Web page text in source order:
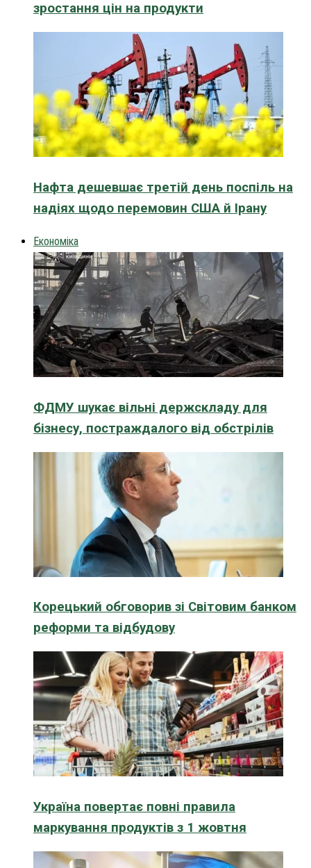
зростання цін на продукти
Нафта дешевшає третій день поспіль на
надіях щодо перемовин США й Ірану
Економіка
ФДМУ шукає вільні держскладу для
бізнесу, постраждалого від обстрілів
Корецький обговорив зі Світовим банком
реформи та відбудову
Україна повертає повні правила
маркування продуктів з 1 жовтня